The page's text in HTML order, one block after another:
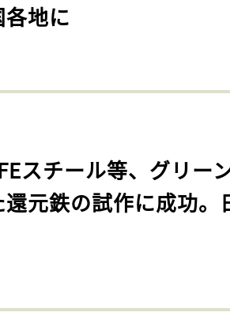
地に
スチール等、グリー
元鉄の試作に成功。